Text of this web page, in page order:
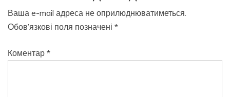
Ваша e-mail адреса не оприлюднюватиметься.
Обов’язкові поля позначені *
Коментар *